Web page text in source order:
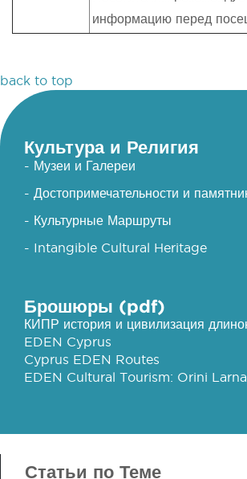
информацию перед
back to top
Культура и Религия
- Музеи и Галереи
- Достопримечательности и
- Культурные Маршруты
- Intangible Cultural Heritage
Брошюры (pdf)
КИПР история и цивилизация
EDEN Cyprus
Cyprus EDEN Routes
EDEN Cultural Tourism: Orini
Статьи по Теме